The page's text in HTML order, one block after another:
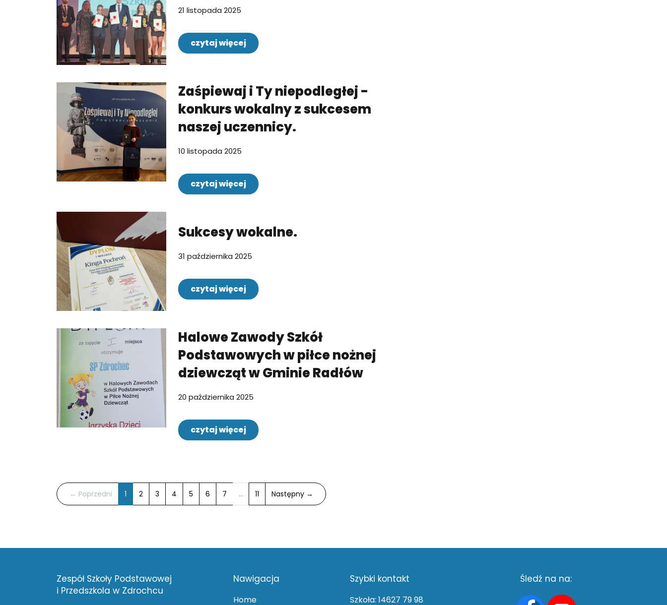
21 listopada 2025
czytaj więcej
Zaśpiewaj i Ty niepodległej -
konkurs wokalny z sukcesem
naszej uczennicy.
10 listopada 2025
czytaj więcej
Sukcesy wokalne.
31 października 2025
czytaj więcej
Halowe Zawody Szkół
Podstawowych w piłce nożnej
dziewcząt w Gminie Radłów
20 października 2025
czytaj więcej
← Poprzedni 1 (aktualna)
2 3 4 5 6 7 … 11 Następny →
Zespół Szkoły Podstawowej
i Przedszkola w Zdrochcu
Nawigacja
Home
Szybki kontakt
Szkoła: 14627 79 98
Śledź na na: